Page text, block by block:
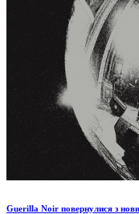
Guerilla Noir повернулися з